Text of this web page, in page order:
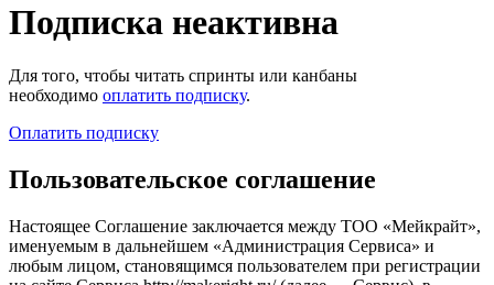
Подписка неактивна
Для того, чтобы читать спринты или канбаны
необходимо оплатить подписку.
Оплатить подписку
Пользовательское соглашение
Настоящее Соглашение заключается между ТОО «Мейкрайт»,
именуемым в дальнейшем «Администрация Сервиса» и
любым лицом, становящимся пользователем при регистрации